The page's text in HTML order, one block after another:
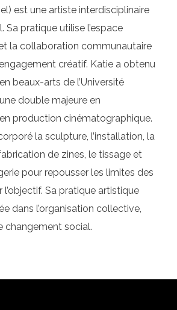
est une artiste interdisciplinaire
Sa pratique utilise l’espace
la collaboration communautaire
créatif. Katie a obtenu
beaux-arts de l’Université
double majeure en
production cinématographique.
la sculpture, l’installation, la
de zines, le tissage et
pour repousser les limites des
l’objectif. Sa pratique artistique
dans l’organisation collective,
changement social.